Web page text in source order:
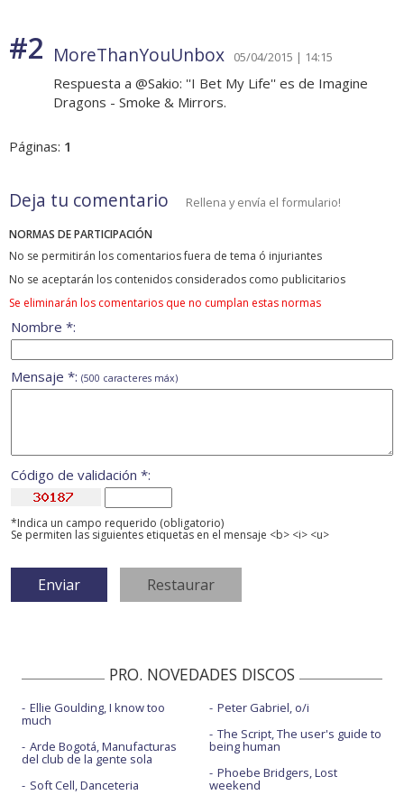
#2 MoreThanYouUnbox 05/04/2015 | 14:15
Respuesta a @Sakio: ''I Bet My Life'' es de Imagine
Dragons - Smoke & Mirrors.
Páginas: 1
Deja tu comentario Rellena y envía el formulario!
NORMAS DE PARTICIPACIÓN
No se permitirán los comentarios fuera de tema ó injuriantes
No se aceptarán los contenidos considerados como publicitarios
Se eliminarán los comentarios que no cumplan estas normas
Nombre *:
Mensaje *: (500 caracteres máx)
Código de validación *:
*Indica un campo requerido (obligatorio)
Se permiten las siguientes etiquetas en el mensaje <b> <i> <u>
PRO. NOVEDADES DISCOS
Ellie Goulding, I know too
much
Arde Bogotá, Manufacturas
del club de la gente sola
Soft Cell, Danceteria
Peter Gabriel, o/i
The Script, The user's guide to
being human
Phoebe Bridgers, Lost
weekend